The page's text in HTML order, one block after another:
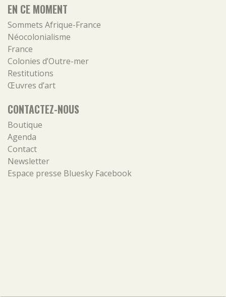
EN CE MOMENT
Sommets Afrique-France
Néocolonialisme
France
Colonies d’Outre-mer
Restitutions
Œuvres d’art
CONTACTEZ-NOUS
Boutique
Agenda
Contact
Newsletter
Espace presse Bluesky Facebook